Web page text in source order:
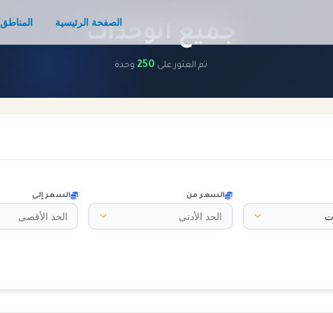
الصفحة الرئيسية المناطق
جميع الوحدات
تم العثور على 250 وحدة
السعر من السعر إلى